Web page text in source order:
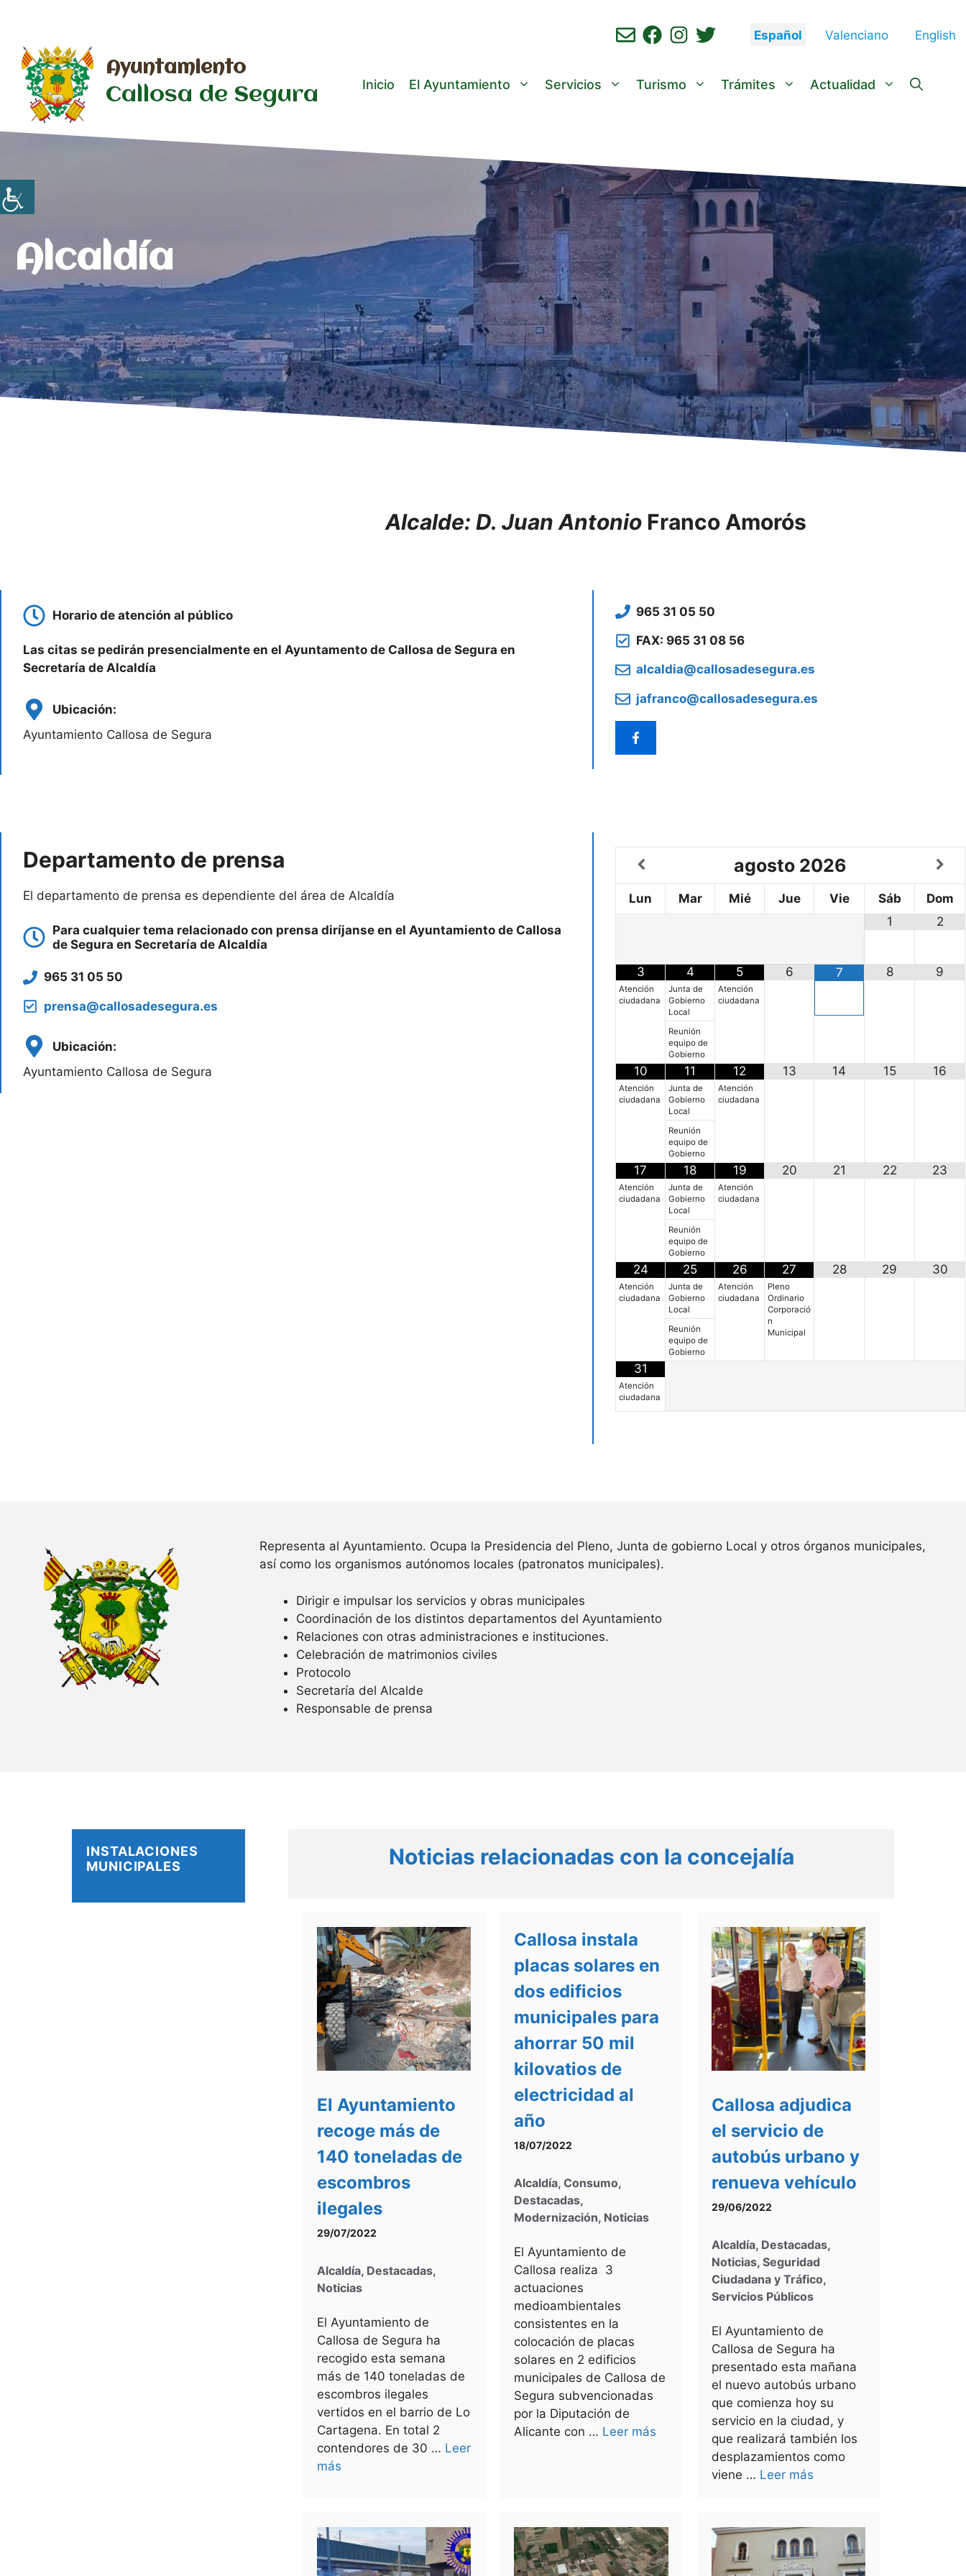
contenido
Español Valenciano English
Ayuntamiento
Callosa de Segura Inicio El Ayuntamiento Servicios Turismo Trámites Actualidad
Alcaldía
Alcalde: D. Juan Antonio Franco Amorós
Horario de atención al público
Las citas se pedirán presencialmente en el Ayuntamento de Callosa de Segura en
Secretaría de Alcaldía
Ubicación:
Ayuntamiento Callosa de Segura
965 31 05 50
FAX: 965 31 08 56
alcaldia@callosadesegura.es
jafranco@callosadesegura.es
Departamento de prensa
El departamento de prensa es dependiente del área de Alcaldía
Para cualquier tema relacionado con prensa diríjanse en el Ayuntamiento de Callosa
de Segura en Secretaría de Alcaldía
965 31 05 50
prensa@callosadesegura.es
Ubicación:
Ayuntamiento Callosa de Segura
agosto 2026
Lun Mar Mié Jue Vie Sáb
Dom
1
2
3
Atención
ciudadana
4
Junta de
Gobierno
Local
Reunión
equipo de
Gobierno
5
Atención
ciudadana
6 7 8 9
10
Atención
ciudadana
11
Junta de
Gobierno
Local
Reunión
equipo de
Gobierno
12
Atención
ciudadana
13 14 15 16
17
Atención
ciudadana
18
Junta de
Gobierno
Local
Reunión
equipo de
Gobierno
19
Atención
ciudadana
20 21 22 23
24
Atención
ciudadana
25
Junta de
Gobierno
Local
Reunión
equipo de
Gobierno
26
Atención
ciudadana
27
Pleno
Ordinario
Corporació
n
Municipal
28 29 30
31
Atención
ciudadana
Representa al Ayuntamiento. Ocupa la Presidencia del Pleno, Junta de gobierno Local y otros órganos municipales,
así como los organismos autónomos locales (patronatos municipales).
Dirigir e impulsar los servicios y obras municipales
Coordinación de los distintos departamentos del Ayuntamiento
Relaciones con otras administraciones e instituciones.
Celebración de matrimonios civiles
Protocolo
Secretaría del Alcalde
Responsable de prensa
INSTALACIONES
MUNICIPALES
Noticias relacionadas con la concejalía
El Ayuntamiento
recoge más de
140 toneladas de
escombros
ilegales
29/07/2022
Alcaldía, Destacadas,
Noticias
El Ayuntamiento de
Callosa de Segura ha
recogido esta semana
más de 140 toneladas de
escombros ilegales
vertidos en el barrio de Lo
Cartagena. En total 2
contendores de 30 … Leer
más
Callosa instala
placas solares en
dos edificios
municipales para
ahorrar 50 mil
kilovatios de
electricidad al
año
18/07/2022
Alcaldía,Consumo,
Destacadas,
Modernización, Noticias
El Ayuntamiento de
Callosa realiza 3
actuaciones
medioambientales
consistentes en la
colocación de placas
solares en 2 edificios
municipales de Callosa de
Segura subvencionadas
por la Diputación de
Alicante con … Leer más
Callosa adjudica
el servicio de
autobús urbano y
renueva vehículo
29/06/2022
Alcaldía, Destacadas,
Noticias, Seguridad
Ciudadana y Tráfico,
Servicios Públicos
El Ayuntamiento de
Callosa de Segura ha
presentado esta mañana
el nuevo autobús urbano
que comienza hoy su
servicio en la ciudad, y
que realizará también los
desplazamientos como
viene … Leer más